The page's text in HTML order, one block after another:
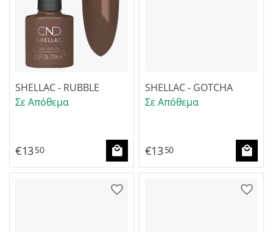
SHELLAC - RUBBLE
Σε Απόθεμα
€1350
SHELLAC - GOTCHA
Σε Απόθεμα
€1350